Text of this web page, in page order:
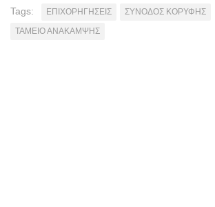
Tags: ΕΠΙΧΟΡΗΓΗΣΕΙΣ
ΣΥΝΟΔΟΣ ΚΟΡΥΦΗΣ
ΤΑΜΕΙΟ ΑΝΑΚΑΜΨΗΣ